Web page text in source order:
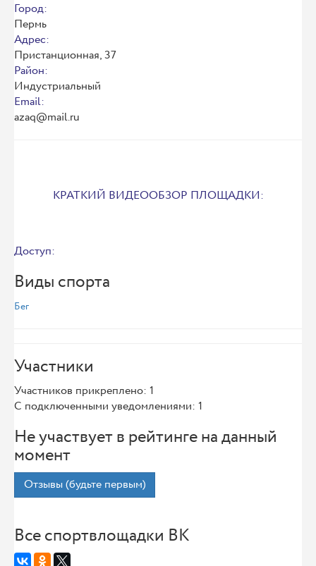
Город:
Пермь
Адрес:
Пристанционная, 37
Район:
Индустриальный
Email:
azaq@mail.ru
КРАТКИЙ ВИДЕООБЗОР ПЛОЩАДКИ:
Доступ:
Виды спорта
Бег
Участники
Участников прикреплено: 1
С подключенными уведомлениями: 1
Не участвует в рейтинге на данный
момент
Отзывы (будьте первым)
Все спортвлощадки ВК